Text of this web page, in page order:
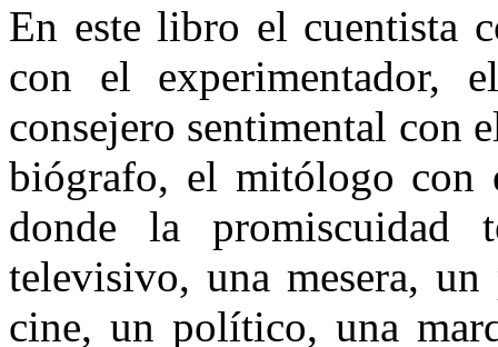
En este libro el cuentista
con el experimentador,
consejero sentimental con
biógrafo, el mitólogo con
donde la promiscuidad
televisivo, una mesera,
cine, un político, una